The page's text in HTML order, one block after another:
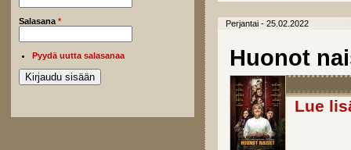
Salasana *
Pyydä uutta salasanaa
Perjantai - 25.02.2022
Huonot
Lue